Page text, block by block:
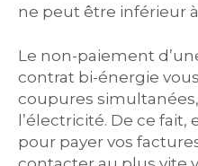
ne peut être inférieur à
Le non-paiement
contrat bi-énergie
coupures
l’électricité. De ce fait,
pour payer vos